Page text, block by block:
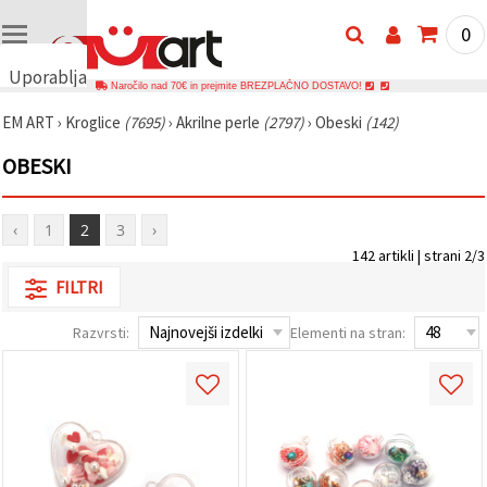
Uporabljamo
🍪
piškotke in
tehnologije,
da
zagotovimo
spletnega
mesta,
uporabniško
analiziramo
promet in
prikazujemo
ustreznejše
0
Naročilo nad 70€ in prejmite BREZPLAČNO DOSTAVO!
EM ART › Kroglice (7695)› Akrilne perle (2797)› Obeski (142)
OBESKI
‹ 1 2 3 ›
142 artikli | strani 2/3
FILTRI
Razvrsti: Elementi na stran: